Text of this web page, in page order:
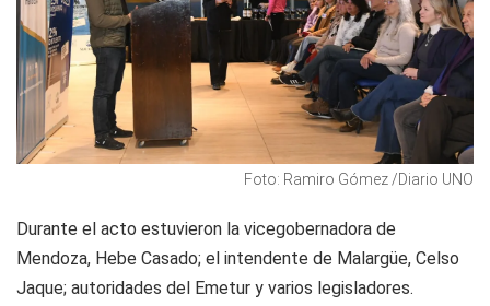
Foto: Ramiro Gómez /Diario UNO
Durante el acto estuvieron la vicegobernadora de
Mendoza, Hebe Casado; el intendente de Malargüe, Celso
Jaque; autoridades del Emetur y varios legisladores.